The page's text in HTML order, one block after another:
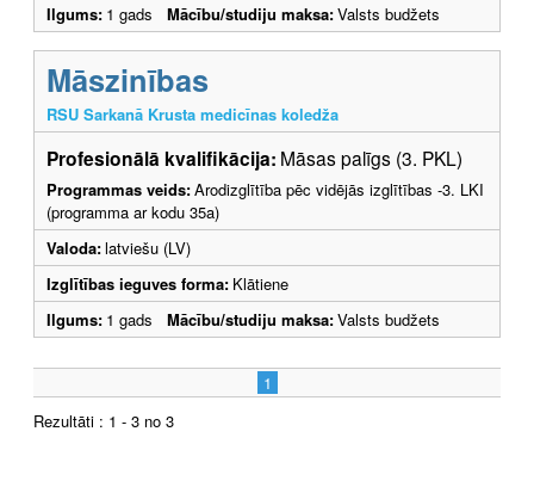
Ilgums: 1 gads Mācību/studiju maksa:Valsts budžets
Māszinības
RSU Sarkanā Krusta medicīnas koledža
Profesionālā kvalifikācija: Māsas palīgs (3. PKL)
Programmas veids:Arodizglītība pēc vidējās izglītības -3. LKI
(programma ar kodu 35a)
Valoda:latviešu (LV)
Izglītības ieguves forma: Klātiene
Ilgums: 1 gads Mācību/studiju maksa:Valsts budžets
1
Rezultāti : 1 - 3 no 3